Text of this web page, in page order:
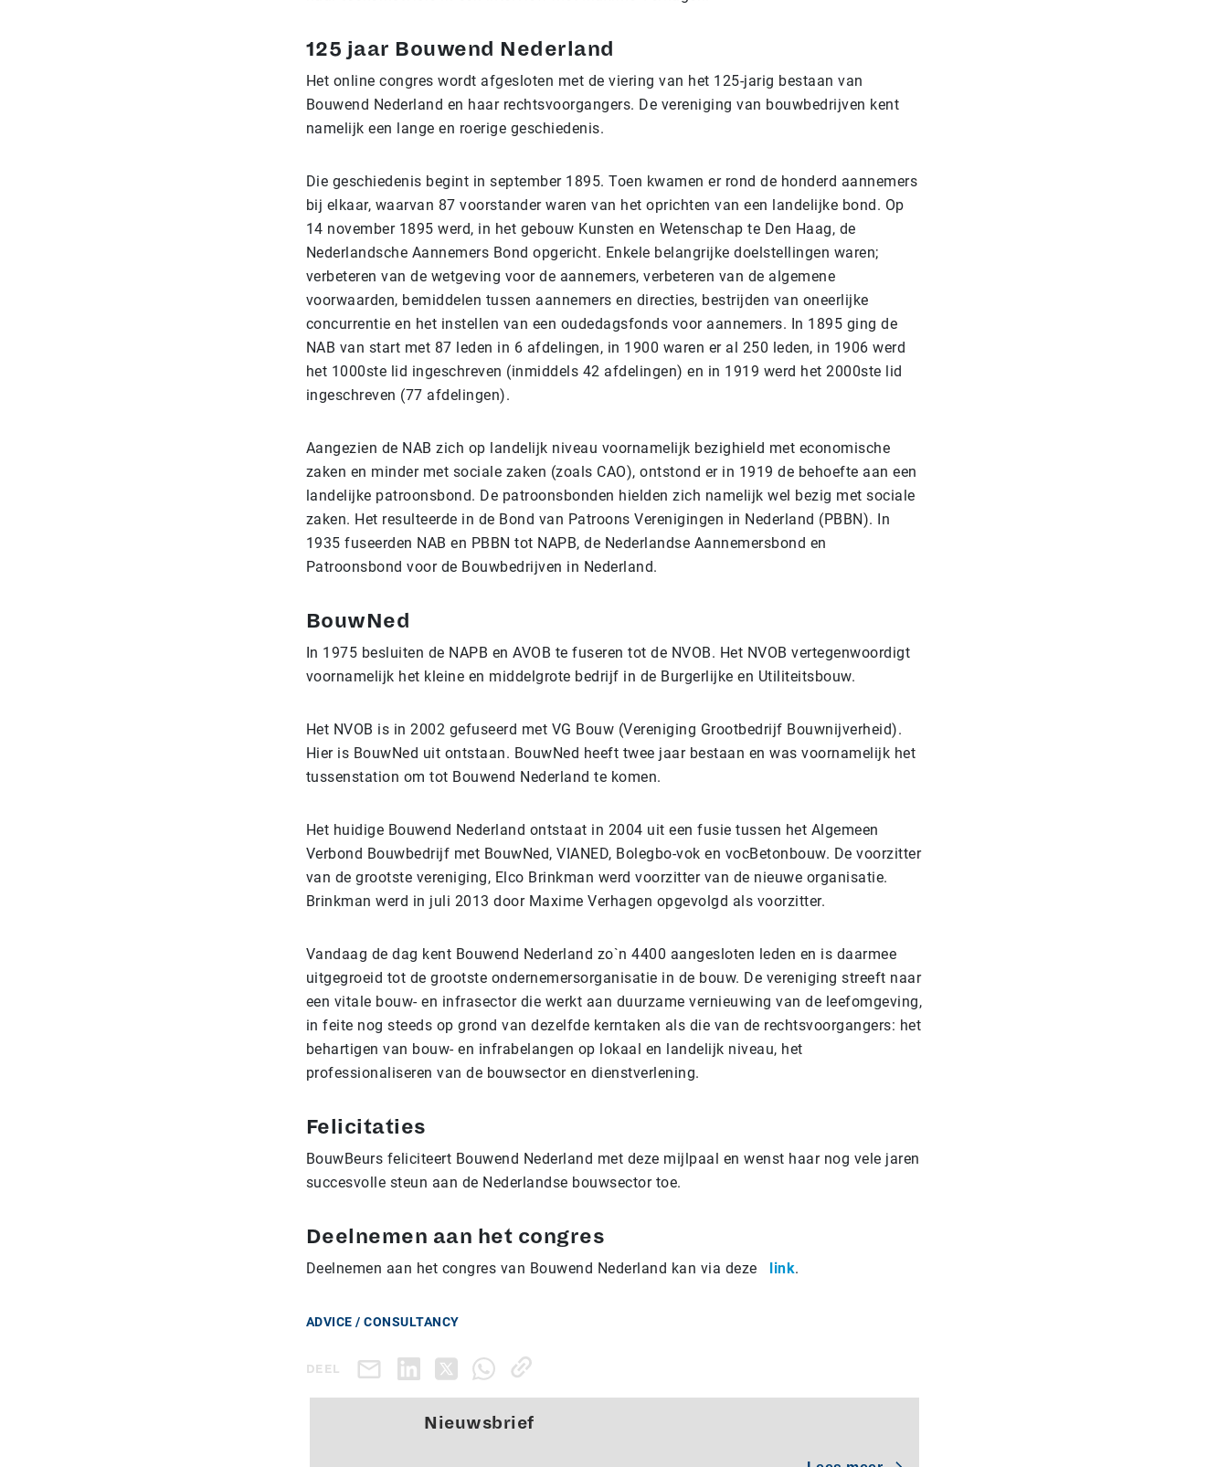
125 jaar Bouwend Nederland
Het online congres wordt afgesloten met de viering van het 125-jarig bestaan van
Bouwend Nederland en haar rechtsvoorgangers. De vereniging van bouwbedrijven kent
namelijk een lange en roerige geschiedenis.
Die geschiedenis begint in september 1895. Toen kwamen er rond de honderd aannemers
bij elkaar, waarvan 87 voorstander waren van het oprichten van een landelijke bond. Op
14 november 1895 werd, in het gebouw Kunsten en Wetenschap te Den Haag, de
Nederlandsche Aannemers Bond opgericht. Enkele belangrijke doelstellingen waren;
verbeteren van de wetgeving voor de aannemers, verbeteren van de algemene
voorwaarden, bemiddelen tussen aannemers en directies, bestrijden van oneerlijke
concurrentie en het instellen van een oudedagsfonds voor aannemers. In 1895 ging de
NAB van start met 87 leden in 6 afdelingen, in 1900 waren er al 250 leden, in 1906 werd
het 1000ste lid ingeschreven (inmiddels 42 afdelingen) en in 1919 werd het 2000ste lid
ingeschreven (77 afdelingen).
Aangezien de NAB zich op landelijk niveau voornamelijk bezighield met economische
zaken en minder met sociale zaken (zoals CAO), ontstond er in 1919 de behoefte aan een
landelijke patroonsbond. De patroonsbonden hielden zich namelijk wel bezig met sociale
zaken. Het resulteerde in de Bond van Patroons Verenigingen in Nederland (PBBN). In
1935 fuseerden NAB en PBBN tot NAPB, de Nederlandse Aannemersbond en
Patroonsbond voor de Bouwbedrijven in Nederland.
BouwNed
In 1975 besluiten de NAPB en AVOB te fuseren tot de NVOB. Het NVOB vertegenwoordigt
voornamelijk het kleine en middelgrote bedrijf in de Burgerlijke en Utiliteitsbouw.
Het NVOB is in 2002 gefuseerd met VG Bouw (Vereniging Grootbedrijf Bouwnijverheid).
Hier is BouwNed uit ontstaan. BouwNed heeft twee jaar bestaan en was voornamelijk het
tussenstation om tot Bouwend Nederland te komen.
Het huidige Bouwend Nederland ontstaat in 2004 uit een fusie tussen het Algemeen
Verbond Bouwbedrijf met BouwNed, VIANED, Bolegbo-vok en vocBetonbouw. De voorzitter
van de grootste vereniging, Elco Brinkman werd voorzitter van de nieuwe organisatie.
Brinkman werd in juli 2013 door Maxime Verhagen opgevolgd als voorzitter.
Vandaag de dag kent Bouwend Nederland zo`n 4400 aangesloten leden en is daarmee
uitgegroeid tot de grootste ondernemersorganisatie in de bouw. De vereniging streeft naar
een vitale bouw- en infrasector die werkt aan duurzame vernieuwing van de leefomgeving,
in feite nog steeds op grond van dezelfde kerntaken als die van de rechtsvoorgangers: het
behartigen van bouw- en infrabelangen op lokaal en landelijk niveau, het
professionaliseren van de bouwsector en dienstverlening.
Felicitaties
BouwBeurs feliciteert Bouwend Nederland met deze mijlpaal en wenst haar nog vele jaren
succesvolle steun aan de Nederlandse bouwsector toe.
Deelnemen aan het congres
Deelnemen aan het congres van Bouwend Nederland kan via deze link.
ADVICE / CONSULTANCY
DEEL
Nieuwsbrief